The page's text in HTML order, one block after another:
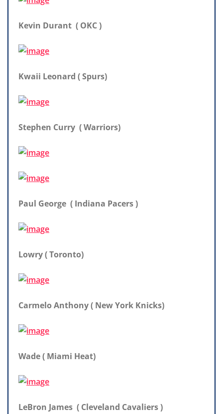
Kevin Durant ( OKC )
Kwaii Leonard ( Spurs)
Stephen Curry ( Warriors)
Paul George ( Indiana Pacers )
Lowry ( Toronto)
Carmelo Anthony ( New York Knicks)
Wade ( Miami Heat)
LeBron James ( Cleveland Cavaliers )